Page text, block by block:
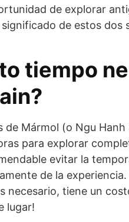
de explorar
significado de estos dos
tiempo
de Mármol (o Ngu
para explorar
evitar la
de la
necesario, tiene un
lugar!